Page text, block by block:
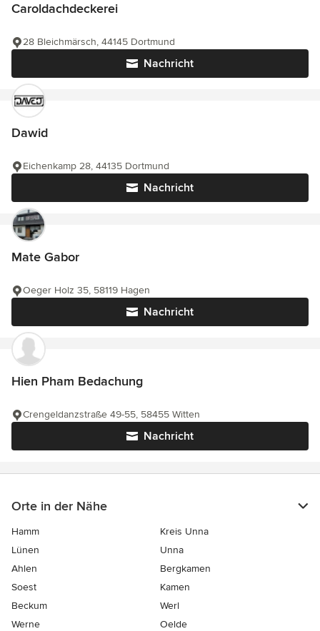
Caroldachdeckerei
Nachricht
28 Bleichmärsch, 44145 Dortmund
Dawid
Nachricht
Eichenkamp 28, 44135 Dortmund
Mate Gabor
Nachricht
Oeger Holz 35, 58119 Hagen
Hien Pham Bedachung
Nachricht
Crengeldanzstraße 49-55, 58455 Witten
Orte in der Nähe
Hamm
Kreis Unna
Lünen
Unna
Ahlen
Bergkamen
Soest
Kamen
Beckum
Werl
Werne
Oelde